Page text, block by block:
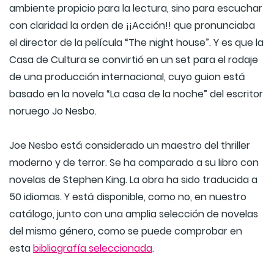
ambiente propicio para la lectura, sino para escuchar
con claridad la orden de ¡¡Acción!! que pronunciaba
el director de la película “The night house”. Y es que la
Casa de Cultura se convirtió en un set para el rodaje
de una producción internacional, cuyo guion está
basado en la novela “La casa de la noche” del escritor
noruego Jo Nesbo.
Joe Nesbo está considerado un maestro del thriller
moderno y de terror. Se ha comparado a su libro con
novelas de Stephen King. La obra ha sido traducida a
50 idiomas. Y está disponible, como no, en nuestro
catálogo, junto con una amplia selección de novelas
del mismo género, como se puede comprobar en
estabibliografía seleccionada.